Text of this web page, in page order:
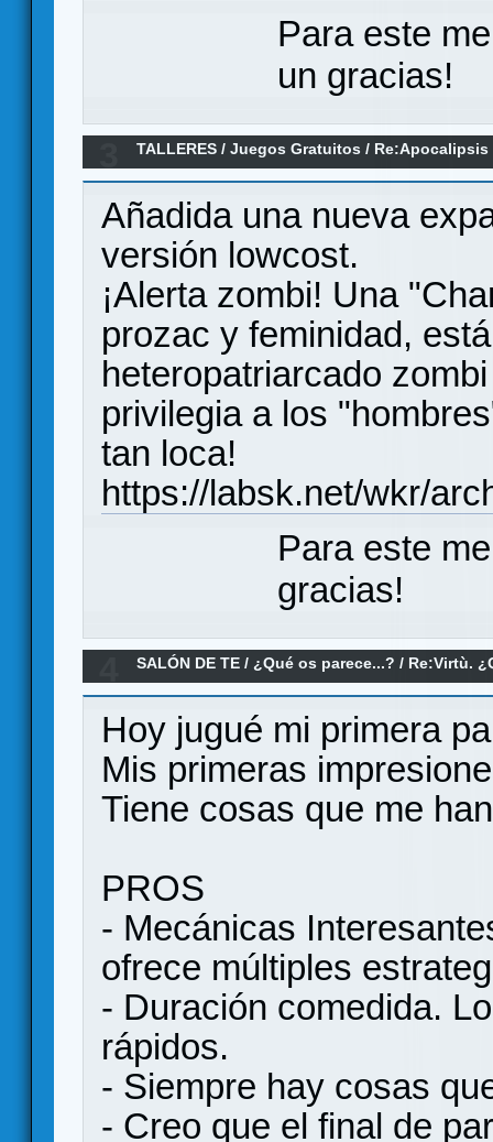
Para este
un gracias!
TALLERES /Juegos Gratuitos/
Añadida una nueva
versión lowcost.
¡Alerta zombi! Una
prozac y feminidad,
heteropatriarcado
privilegia a los
tan loca!
https://labsk.net/wkr/
Para este
gracias!
SALÓN DE TE / ¿Qué os parece...? / Re:Virtù.
Hoy jugué mi primera
Mis primeras
Tiene cosas que me
PROS
- Mecánicas
ofrece múltiples
- Duración comedida.
rápidos.
- Siempre hay cosas
- Creo que el final de